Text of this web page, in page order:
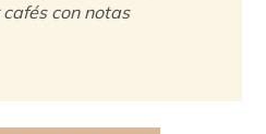
con notas